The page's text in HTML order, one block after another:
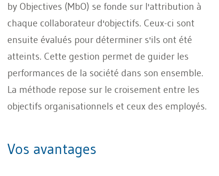
by Objectives (MbO) se fonde sur l'attribution à
chaque collaborateur d'objectifs. Ceux-ci sont
ensuite évalués pour déterminer s'ils ont été
atteints. Cette gestion permet de guider les
performances de la société dans son ensemble.
La méthode repose sur le croisement entre les
objectifs organisationnels et ceux des employés.
Vos avantages